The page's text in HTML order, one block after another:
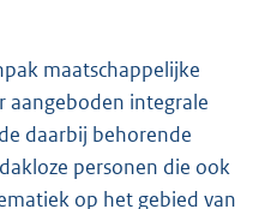
maatschappelijke
aangeboden integrale
daarbij behorende
personen die ook
op het gebied van